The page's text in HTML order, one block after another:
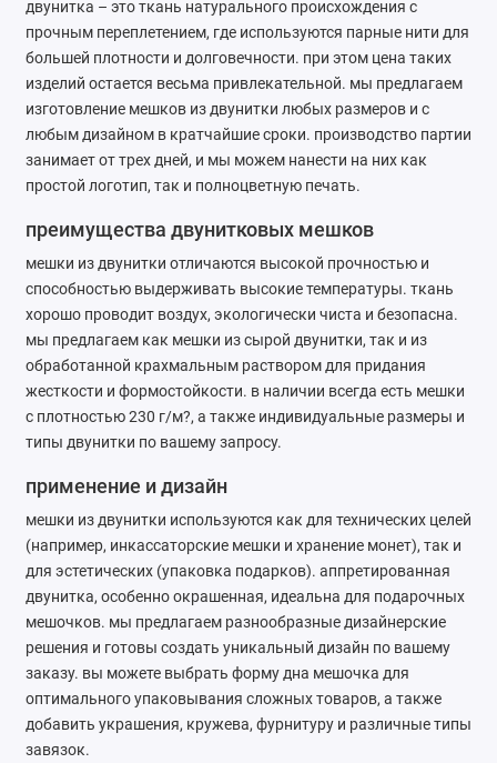
Пульты для ворот и шлагбаумов
Ремонт чемоданов
Ателье
Ремонт зонтов
Ремонт очков
Ремонт часов
Ремонт брелков автосигнализации
Ремонт компьютеров
Ремонт мобильных телефонов
Швейный цех
Гравировка
двунитка – это ткань натурального происхождения с
прочным переплетением, где используются парные нити для
большей плотности и долговечности. при этом цена таких
изделий остается весьма привлекательной. мы предлагаем
изготовление мешков из двунитки любых размеров и с
любым дизайном в кратчайшие сроки. производство партии
занимает от трех дней, и мы можем нанести на них как
простой логотип, так и полноцветную печать.
преимущества двунитковых мешков
мешки из двунитки отличаются высокой прочностью и
способностью выдерживать высокие температуры. ткань
хорошо проводит воздух, экологически чиста и безопасна.
мы предлагаем как мешки из сырой двунитки, так и из
обработанной крахмальным раствором для придания
жесткости и формостойкости. в наличии всегда есть мешки
с плотностью 230 г/м?, а также индивидуальные размеры и
типы двунитки по вашему запросу.
применение и дизайн
мешки из двунитки используются как для технических целей
(например, инкассаторские мешки и хранение монет), так и
для эстетических (упаковка подарков). аппретированная
двунитка, особенно окрашенная, идеальна для подарочных
мешочков. мы предлагаем разнообразные дизайнерские
решения и готовы создать уникальный дизайн по вашему
заказу. вы можете выбрать форму дна мешочка для
оптимального упаковывания сложных товаров, а также
добавить украшения, кружева, фурнитуру и различные типы
завязок.